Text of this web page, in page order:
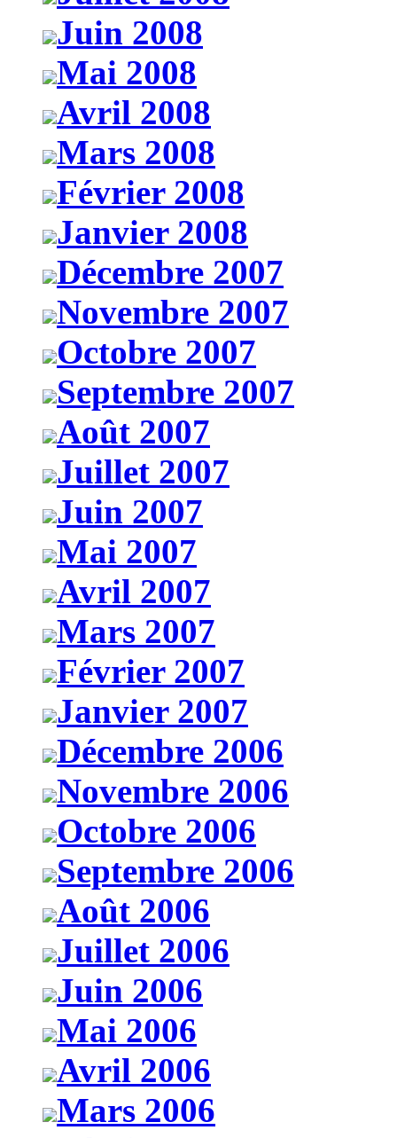
Juin 2008
Mai 2008
Avril 2008
Mars 2008
Février 2008
Janvier 2008
Décembre 2007
Novembre 2007
Octobre 2007
Septembre 2007
Août 2007
Juillet 2007
Juin 2007
Mai 2007
Avril 2007
Mars 2007
Février 2007
Janvier 2007
Décembre 2006
Novembre 2006
Octobre 2006
Septembre 2006
Août 2006
Juillet 2006
Juin 2006
Mai 2006
Avril 2006
Mars 2006